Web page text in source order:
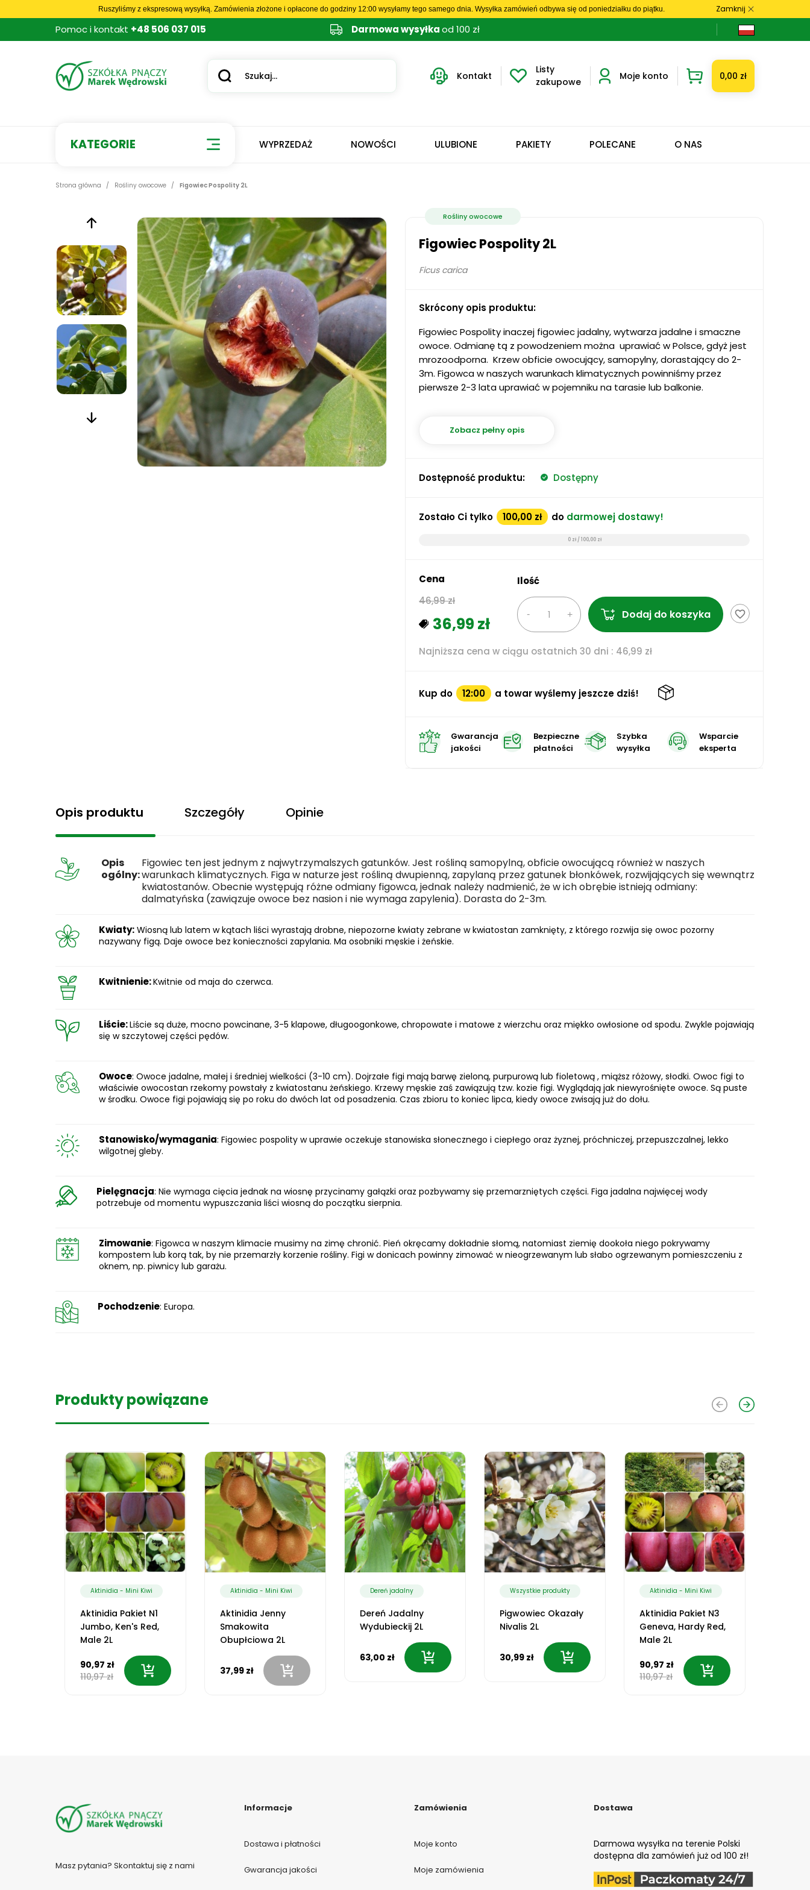
Ruszyliśmy z ekspresową wysyłką. Zamówienia złożone i opłacone do godziny 12:00 wysyłamy tego samego dnia. Wysyłka zamówień odbywa się od poniedziałku do piątku. Zamknij
Pomoc i kontakt +48 506 037 015 Darmowa wysyłkaod 100 zł
Kontakt
Listy
zakupowe
Moje konto 0,00 zł
KATEGORIE WYPRZEDAŻ NOWOŚCI ULUBIONE PAKIETY POLECANE O NAS
Strona główna Rośliny owocowe Figowiec Pospolity 2L
Rośliny owocowe
Figowiec Pospolity 2L
Ficus carica
Skrócony opis produktu:
Figowiec Pospolity inaczej figowiec jadalny, wytwarza jadalne i smaczne
owoce. Odmianę tą z powodzeniem można uprawiać w Polsce, gdyż jest
mrozoodporna. Krzew obficie owocujący, samopylny, dorastający do 2-
3m. Figowca w naszych warunkach klimatycznych powinniśmy przez
pierwsze 2-3 lata uprawiać w pojemniku na tarasie lub balkonie.
Zobacz pełny opis
Dostępność produktu: Dostępny
Zostało Ci tylko 100,00 zł do darmowej dostawy!
0 zł / 100,00 zł
Cena
46,99 zł
36,99 zł
Ilość
Dodaj do koszyka favorite_border
Najniższa cena w ciągu ostatnich 30 dni : 46,99 zł
Kup do 12:00 a towar wyślemy jeszcze dziś!
Gwarancja
jakości
Bezpieczne
płatności
Szybka
wysyłka
Wsparcie
eksperta
Opis produktu Szczegóły Opinie
Opis
ogólny:
Figowiec ten jest jednym z najwytrzymalszych gatunków. Jest rośliną samopylną, obficie owocującą również w naszych
warunkach klimatycznych. Figa w naturze jest rośliną dwupienną, zapylaną przez gatunek błonkówek, rozwijających się wewnątrz
kwiatostanów. Obecnie występują różne odmiany figowca, jednak należy nadmienić, że w ich obrębie istnieją odmiany:
dalmatyńska (zawiązuje owoce bez nasion i nie wymaga zapylenia). Dorasta do 2-3m.
Kwiaty: Wiosną lub latem w kątach liści wyrastają drobne, niepozorne kwiaty zebrane w kwiatostan zamknięty, z którego rozwija się owoc pozorny
nazywany figą. Daje owoce bez konieczności zapylania. Ma osobniki męskie i żeńskie.
Kwitnienie:Kwitnie od maja do czerwca.
Liście:Liście są duże, mocno powcinane, 3-5 klapowe, długoogonkowe, chropowate i matowe z wierzchu oraz miękko owłosione od spodu. Zwykle pojawiają
się w szczytowej części pędów.
Owoce: Owoce jadalne, małej i średniej wielkości (3-10 cm). Dojrzałe figi mają barwę zieloną, purpurową lub fioletową , miąższ różowy, słodki. Owoc figi to
właściwie owocostan rzekomy powstały z kwiatostanu żeńskiego. Krzewy męskie zaś zawiązują tzw. kozie figi. Wyglądają jak niewyrośnięte owoce. Są puste
w środku. Owoce figi pojawiają się po roku do dwóch lat od posadzenia. Czas zbioru to koniec lipca, kiedy owoce zwisają już do dołu.
Stanowisko/wymagania: Figowiec pospolity w uprawie oczekuje stanowiska słonecznego i ciepłego oraz żyznej, próchniczej, przepuszczalnej, lekko
wilgotnej gleby.
Pielęgnacja: Nie wymaga cięcia jednak na wiosnę przycinamy gałązki oraz pozbywamy się przemarzniętych części. Figa jadalna najwięcej wody
potrzebuje od momentu wypuszczania liści wiosną do początku sierpnia.
Zimowanie: Figowca w naszym klimacie musimy na zimę chronić. Pień okręcamy dokładnie słomą, natomiast ziemię dookoła niego pokrywamy
kompostem lub korą tak, by nie przemarzły korzenie rośliny. Figi w donicach powinny zimować w nieogrzewanym lub słabo ogrzewanym pomieszczeniu z
oknem, np. piwnicy lub garażu.
Pochodzenie: Europa.
Produkty powiązane
Aktinidia - Mini Kiwi
Aktinidia Pakiet N1
Jumbo, Ken's Red,
Male 2L
90,97 zł
110,97 zł
Aktinidia - Mini Kiwi
Aktinidia Jenny
Smakowita
Obupłciowa 2L
37,99 zł
Dereń jadalny
Dereń Jadalny
Wydubieckij 2L
63,00 zł
Wszystkie produkty
Pigwowiec Okazały
Nivalis 2L
30,99 zł
Aktinidia - Mini Kiwi
Aktinidia Pakiet N3
Geneva, Hardy Red,
Male 2L
90,97 zł
110,97 zł
Masz pytania? Skontaktuj się z nami
Informacje
Dostawa i płatności
Gwarancja jakości
Zamówienia
Moje konto
Moje zamówienia
Dostawa
Darmowa wysyłka na terenie Polski
dostępna dla zamówień już od 100 zł!